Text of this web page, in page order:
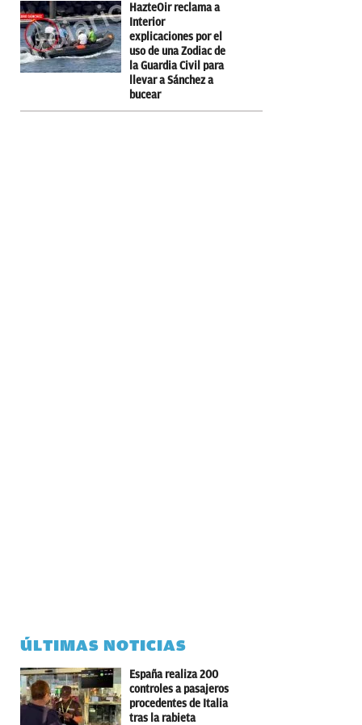
HazteOir reclama a
Interior
explicaciones por el
uso de una Zodiac de
la Guardia Civil para
llevar a Sánchez a
bucear
ÚLTIMAS NOTICIAS
España realiza 200
controles a pasajeros
procedentes de Italia
tras la rabieta